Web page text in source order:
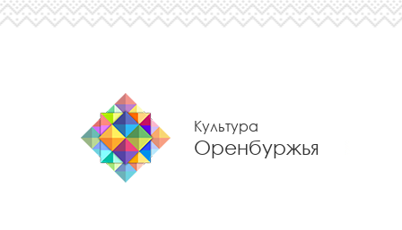
Культура
Оренбуржья